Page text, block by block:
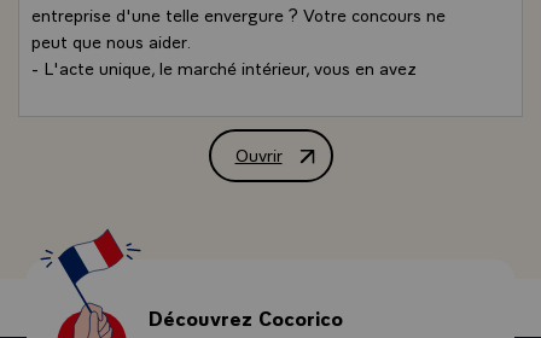
entreprise d'une telle envergure ? Votre concours ne
peut que nous aider.
- L'acte unique, le marché intérieur, vous en avez
ce marché tel que vous le concevez. Vous avez dit pour
l'essentiel ce que souhaitent les Européens conséquents,
Potentiellement l'Europe est déjà la première puissance
commerciale du monde. Il suffirait de peu de choses pour
qu'elle soit première puissance économique, industrielle
et technologique. Il ne s'agit pas de chercher à être en
état de domination par rapport aux autres puissances,
Ouvrir
Allocution de M. François Mitterrand,
Découvrez Cocorico